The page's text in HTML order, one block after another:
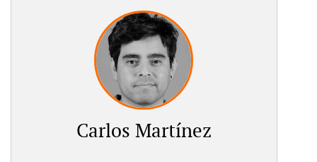
Carlos Martínez